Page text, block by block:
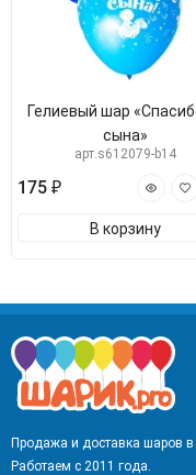
Гелиевый шар
сына»
арт.s612079-b14
175 ₽
В корзину
Продажа и доставка шаров в
Работаем с 2011 года.